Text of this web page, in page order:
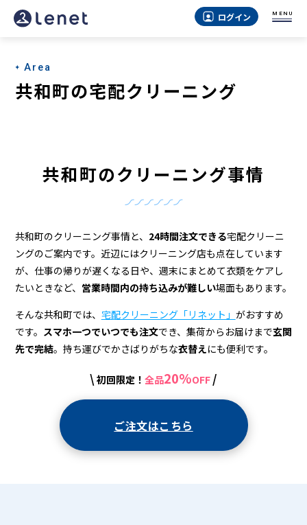
共
町
の
グ
店
＆
宅
配
ク
ログイン MENU
Area
共和町の宅配クリーニング
共和町のクリーニング事情
共和町のクリーニング事情と、 24時間注文できる宅配クリーニ
ングのご案内です。近辺にはクリーニング店も点在しています
が、仕事の帰りが遅くなる日や、週末にまとめて衣類をケアし
たいときなど、 営業時間内の持ち込みが難しい場面もあります。
そんな共和町では、 宅配クリーニング「リネット」 がおすすめ
です。 スマホ一つでいつでも注文でき、集荷からお届けまで玄関
先で完結。持ち運びでかさばりがちな衣替えにも便利です。
\ 初回限定！ 全品20%OFF /
ご注文はこちら